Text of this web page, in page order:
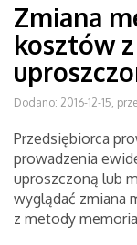
Zmiana
kosztów
Dodano: 2016-12-15,
Przedsiębiorca
prowadzenia
uproszczoną lub
wyglądać zmiana
z metody